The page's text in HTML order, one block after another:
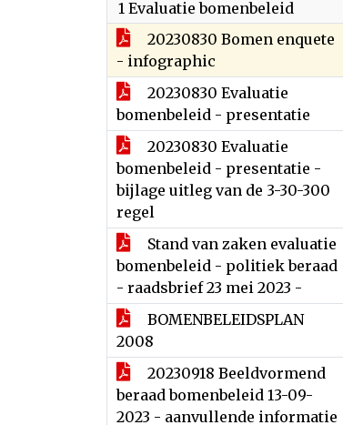
1 Evaluatie bomenbeleid
20230830 Bomen enquete
- infographic
20230830 Evaluatie
bomenbeleid - presentatie
20230830 Evaluatie
bomenbeleid - presentatie -
bijlage uitleg van de 3-30-300
regel
Stand van zaken evaluatie
bomenbeleid - politiek beraad
- raadsbrief 23 mei 2023 -
BOMENBELEIDSPLAN
2008
20230918 Beeldvormend
beraad bomenbeleid 13-09-
2023 - aanvullende informatie